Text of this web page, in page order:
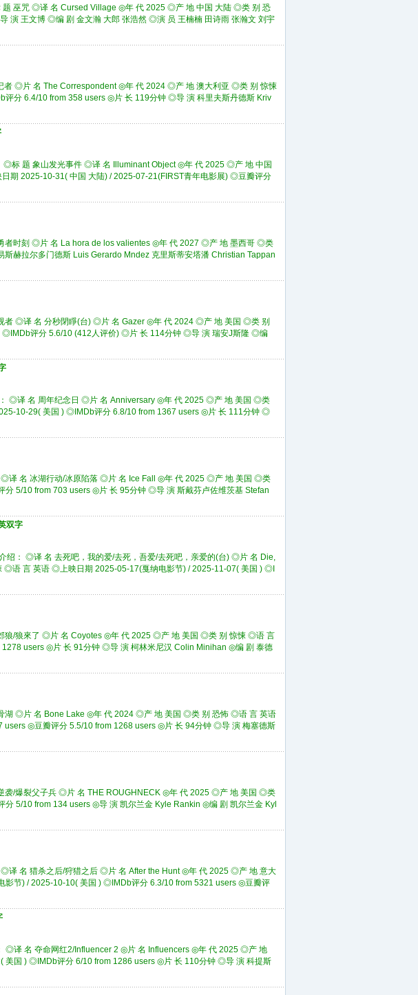
巫咒 ◎译 名 Cursed Village ◎年 代 2025 ◎产 地 中国 大陆 ◎类 别 恐
王文博 ◎编 剧 金文瀚 大郎 张浩然 ◎演 员 王楠楠 田诗雨 张瀚文 刘宇
者 ◎片 名 The Correspondent ◎年 代 2024 ◎产 地 澳大利亚 ◎类 别 惊悚
分 6.4/10 from 358 users ◎片 长 119分钟 ◎导 演 科里夫斯丹德斯 Kriv
◎标 题 象山发光事件 ◎译 名 Illuminant Object ◎年 代 2025 ◎产 地 中国
期 2025-10-31( 中国 大陆) / 2025-07-21(FIRST青年电影展) ◎豆瓣评分
者时刻 ◎片 名 La hora de los valientes ◎年 代 2027 ◎产 地 墨西哥 ◎类
赫拉尔多门德斯 Luis Gerardo Mndez 克里斯蒂安塔潘 Christian Tappan
者 ◎译 名 分秒閉睜(台) ◎片 名 Gazer ◎年 代 2024 ◎产 地 美国 ◎类 别
评分 5.6/10 (412人评价) ◎片 长 114分钟 ◎导 演 瑞安J斯隆 ◎编
◎译 名 周年纪念日 ◎片 名 Anniversary ◎年 代 2025 ◎产 地 美国 ◎类
10-29( 美国 ) ◎IMDb评分 6.8/10 from 1367 users ◎片 长 111分钟 ◎
译 名 冰湖行动/冰原陷落 ◎片 名 Ice Fall ◎年 代 2025 ◎产 地 美国 ◎类
5/10 from 703 users ◎片 长 95分钟 ◎导 演 斯戴芬卢佐维茨基 Stefan
双字
绍： ◎译 名 去死吧，我的爱/去死，吾爱/去死吧，亲爱的(台) ◎片 名 Die,
语 言 英语 ◎上映日期 2025-05-17(戛纳电影节) / 2025-11-07( 美国 ) ◎I
狼/狼來了 ◎片 名 Coyotes ◎年 代 2025 ◎产 地 美国 ◎类 别 惊悚 ◎语 言
users ◎片 长 91分钟 ◎导 演 柯林米尼汉 Colin Minihan ◎编 剧 泰德
湖 ◎片 名 Bone Lake ◎年 代 2024 ◎产 地 美国 ◎类 别 恐怖 ◎语 言 英语
◎豆瓣评分 5.5/10 from 1268 users ◎片 长 94分钟 ◎导 演 梅塞德斯
袭/爆裂父子兵 ◎片 名 THE ROUGHNECK ◎年 代 2025 ◎产 地 美国 ◎类
5/10 from 134 users ◎导 演 凯尔兰金 Kyle Rankin ◎编 剧 凯尔兰金 Kyl
译 名 猎杀之后/狩猎之后 ◎片 名 After the Hunt ◎年 代 2025 ◎产 地 意大
节) / 2025-10-10( 美国 ) ◎IMDb评分 6.3/10 from 5321 users ◎豆瓣评
◎译 名 夺命网红2/Influencer 2 ◎片 名 Influencers ◎年 代 2025 ◎产 地
国 ) ◎IMDb评分 6/10 from 1286 users ◎片 长 110分钟 ◎导 演 科提斯